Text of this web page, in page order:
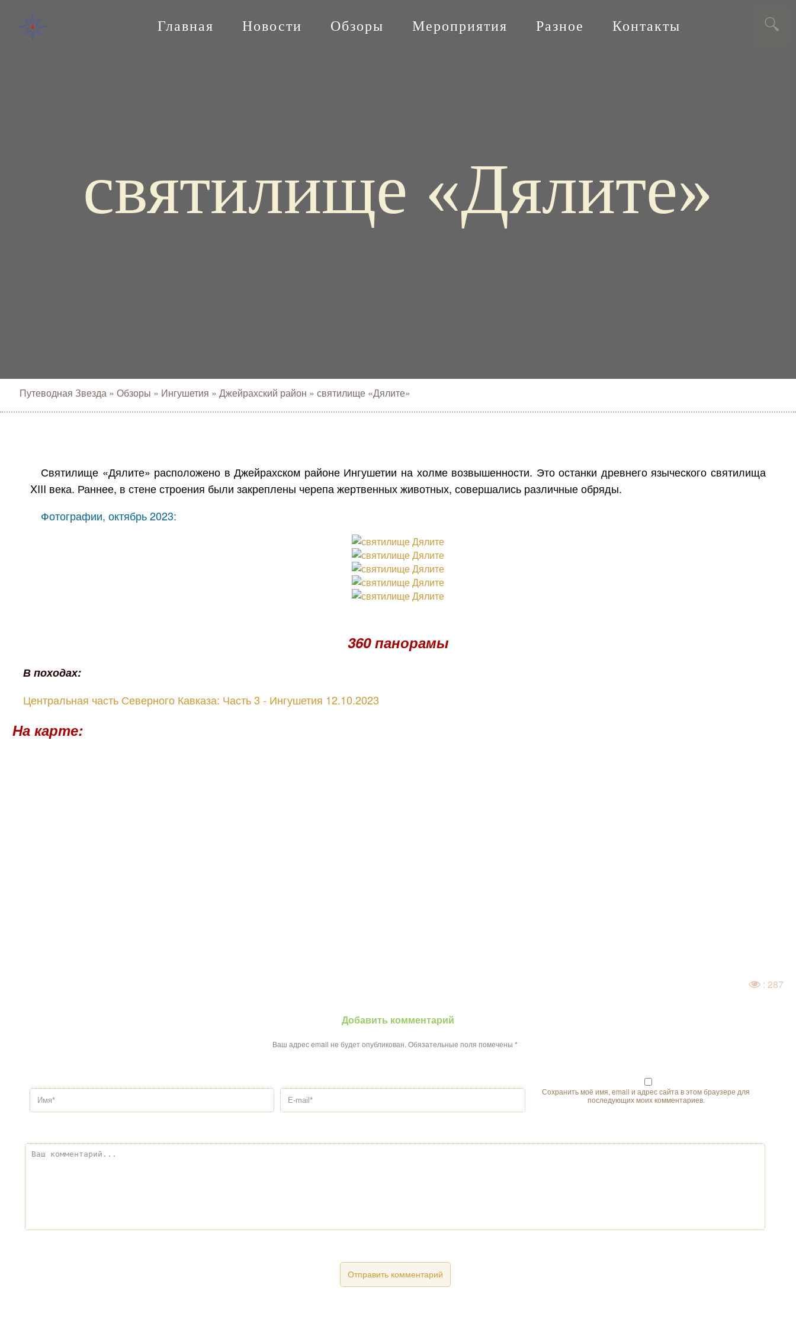
Главная Новости Обзоры Мероприятия Разное Контакты
святилище «Дялите»
Путеводная Звезда » Обзоры » Ингушетия » Джейрахский район » святилище «Дялите»
Святилище «Дялите» расположено в Джейрахском районе Ингушетии на холме возвышенности. Это останки древнего языческого святилища
XIII века. Раннее, в стене строения были закреплены черепа жертвенных животных, совершались различные обряды.
Фотографии, октябрь 2023:
360 панорамы
В походах:
Центральная часть Северного Кавказа: Часть 3 - Ингушетия 12.10.2023
На карте:
: 287
Добавить комментарий
Ваш адрес email не будет опубликован. Обязательные поля помечены *
Сохранить моё имя, email и адрес сайта в этом браузере для
последующих моих комментариев.